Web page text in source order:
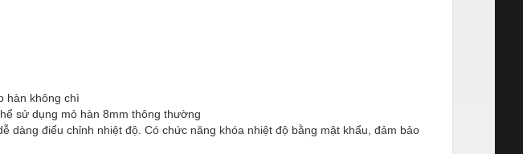
hàn không chì
sử dụng mỏ hàn 8mm thông thường
dàng điểu chỉnh nhiệt độ. Có chức năng khóa nhiệt độ bằng mật khẩu, đảm bảo